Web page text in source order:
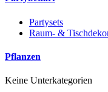
Partysets
Raum- &
Pflanzen
Keine Unterkategorien